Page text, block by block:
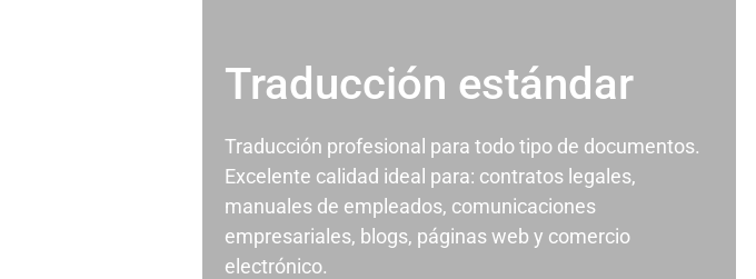
Traducción estándar
Traducción profesional para todo tipo de documentos.
Excelente calidad ideal para: contratos legales,
manuales de empleados, comunicaciones
empresariales, blogs, páginas web y comercio
electrónico.